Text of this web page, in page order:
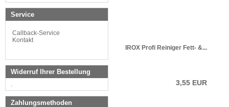
IROX Profi Reiniger Fett- &...
3,55 EUR
Service
Callback-Service
Kontakt
Widerruf Ihrer Bestellung
.
Zahlungsmethoden